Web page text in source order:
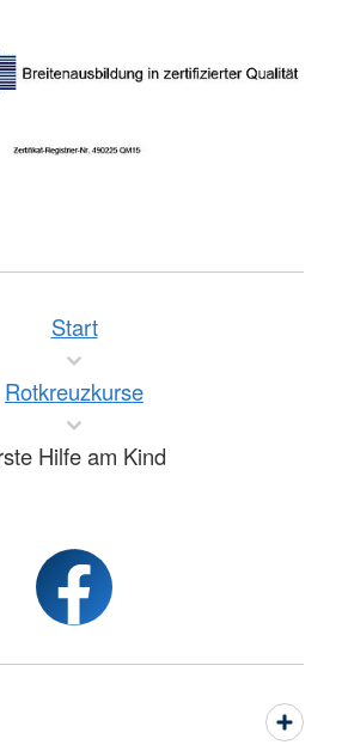
Start
Rotkreuzkurse
Hilfe am Kind